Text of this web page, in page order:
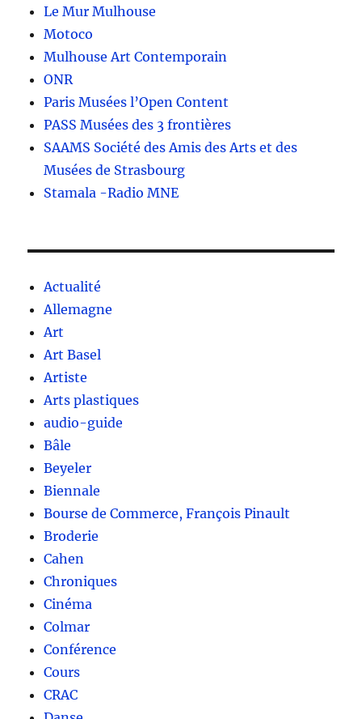
Le Mur Mulhouse
Motoco
Mulhouse Art Contemporain
ONR
Paris Musées l’Open Content
PASS Musées des 3 frontières
SAAMS Société des Amis des Arts et des
Musées de Strasbourg
Stamala -Radio MNE
Actualité
Allemagne
Art
Art Basel
Artiste
Arts plastiques
audio-guide
Bâle
Beyeler
Biennale
Bourse de Commerce, François Pinault
Broderie
Cahen
Chroniques
Cinéma
Colmar
Conférence
Cours
CRAC